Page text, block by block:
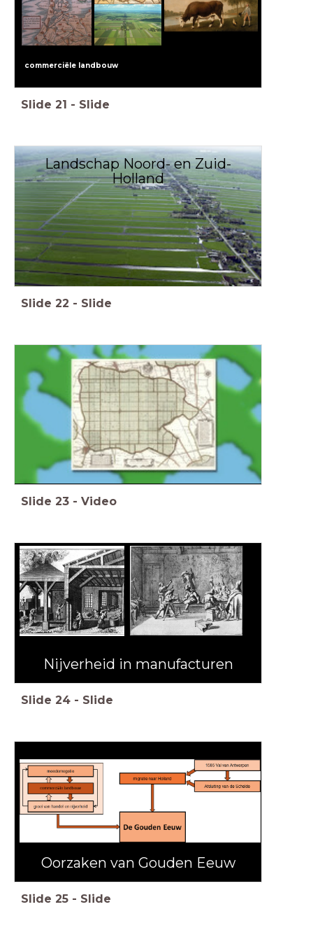
commerciële landbouw
Slide 21 - Slide
Landschap Noord- en Zuid-
Holland
Slide 22 - Slide
Slide 23 - Video
Nijverheid in manufacturen
Slide 24 - Slide
Oorzaken van Gouden Eeuw
Slide 25 - Slide